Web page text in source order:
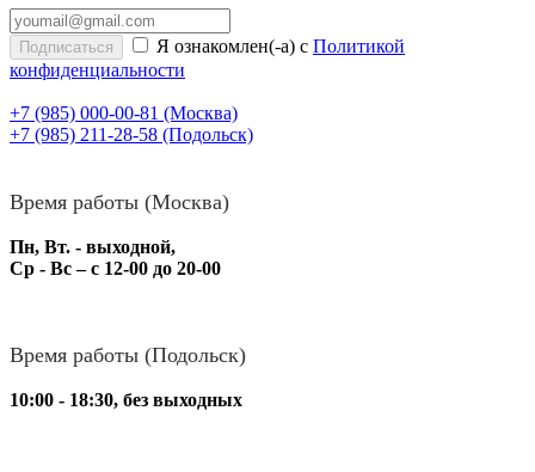
Я ознакомлен(-а) с Политикой
конфиденциальности
+7 (985) 000-00-81 (Москва)
+7 (985) 211-28-58 (Подольск)
Время работы (Москва)
Пн, Вт. - выходной,
Ср - Вс – с 12-00 до 20-00
Время работы (Подольск)
10:00 - 18:30, без выходных